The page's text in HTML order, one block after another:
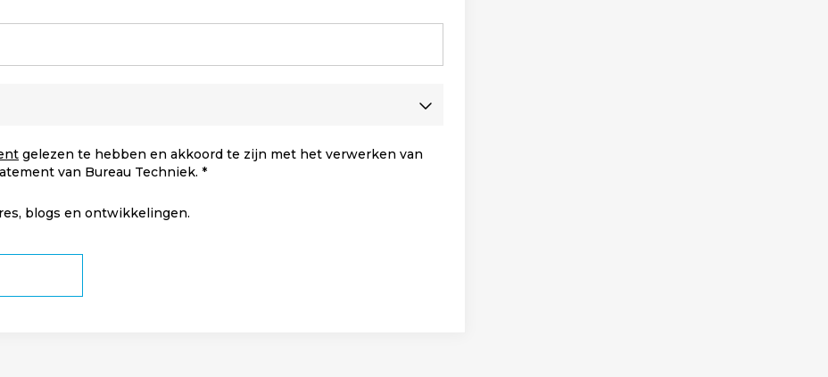
gelezen te hebben en akkoord te zijn met het verwerken van
van Bureau Techniek.
blogs en ontwikkelingen.